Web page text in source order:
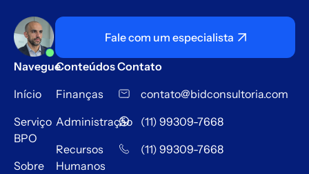
Fale com um especialista
Navegue
Início
Serviço
BPO
Sobre
Conteúdos
Finanças
Administração
Recursos
Humanos
Contato
contato@bidconsultoria.com
(11) 99309-7668
(11) 99309-7668